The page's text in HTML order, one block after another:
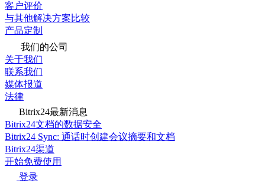
客户评价
与其他解决方案比较
产品定制
我们的公司
关于我们
联系我们
媒体报道
法律
Bitrix24最新消息
Bitrix24文档的数据安全
Bitrix24 Sync: 通话时创建会议摘要和文档
Bitrix24渠道
开始免费使用
登录